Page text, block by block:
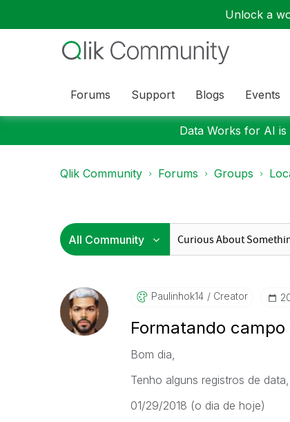
Unlock a
Forums Support Blogs Events
Data Works for AI
Qlik Community Forums Groups
Paulinhok14 Creator
Formatando
Bom dia,
Tenho alguns registros de
01/29/2018 (o dia de hoje)